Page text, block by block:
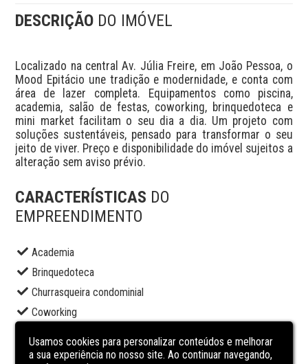
DESCRIÇÃO DO IMÓVEL
Localizado na central Av. Júlia Freire, em João Pessoa, o
Mood Epitácio une tradição e modernidade, e conta com
área de lazer completa. Equipamentos como piscina,
academia, salão de festas, coworking, brinquedoteca e
mini market facilitam o seu dia a dia. Um projeto com
soluções sustentáveis, pensado para transformar o seu
jeito de viver. Preço e disponibilidade do imóvel sujeitos a
alteração sem aviso prévio.
CARACTERÍSTICAS DO
EMPREENDIMENTO
Academia
Brinquedoteca
Churrasqueira condominial
Coworking
Market
Usamos cookies para personalizar conteúdos e melhorar
a sua experiência no nosso site. Ao continuar navegando,